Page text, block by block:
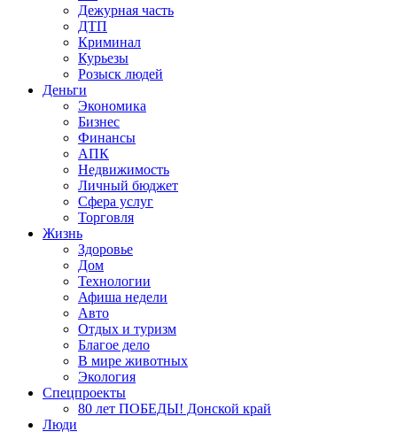
Дежурная часть
ДТП
Криминал
Курьезы
Розыск людей
Деньги
Экономика
Бизнес
Финансы
АПК
Недвижимость
Личный бюджет
Сфера услуг
Торговля
Жизнь
Здоровье
Дом
Технологии
Афиша недели
Авто
Отдых и туризм
Благое дело
В мире животных
Экология
Спецпроекты
80 лет ПОБЕДЫ! Донской край
Люди